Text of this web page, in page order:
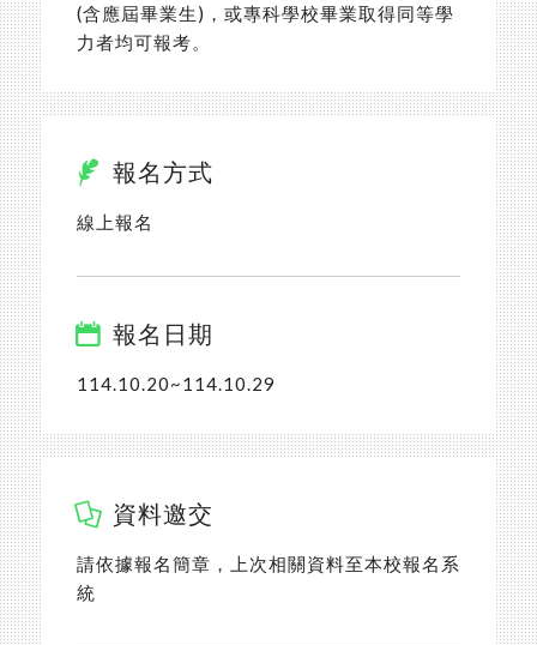
(含應屆畢業生)，或專科學校畢業取得同等學
力者均可報考。
報名方式
線上報名
報名日期
114.10.20~114.10.29
資料邀交
請依據報名簡章，上次相關資料至本校報名系
統